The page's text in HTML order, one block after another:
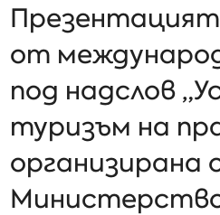
от
под надслов
туризъм на
организирана